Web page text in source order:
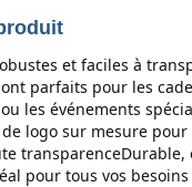
et faciles à
parfaits pour les
les événements
logo sur mesure
transparenceDurable,
pour tous vos